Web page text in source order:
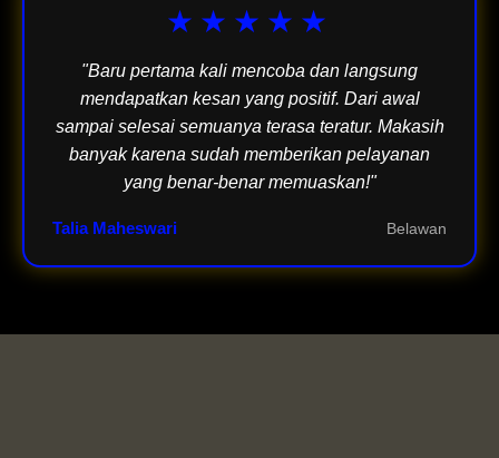
★★★★★
"Baru pertama kali mencoba dan langsung
mendapatkan kesan yang positif. Dari awal
sampai selesai semuanya terasa teratur. Makasih
banyak karena sudah memberikan pelayanan
yang benar-benar memuaskan!"
Talia Maheswari Belawan